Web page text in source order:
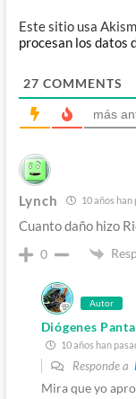
Este sitio usa
procesan los datos
27 COMMENTS
más
Lynch 10 años
Cuanto daño hizo
0
Autor
Diógenes
10 años han
Responde a
Mira que yo